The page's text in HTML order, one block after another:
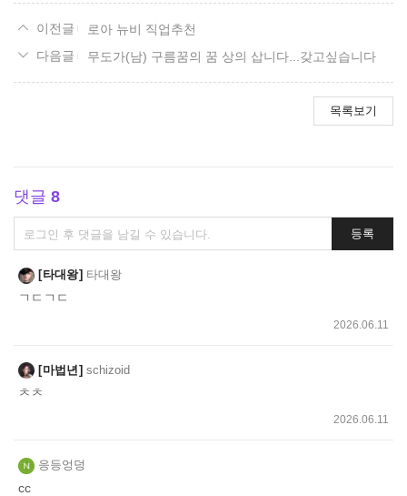
로아 뉴비 직업추천
무도가(남) 구름꿈의 꿈 상의 삽니다...갖고싶습니다
목록보기
댓글 8
댓
글
쓰
기
등록
타대왕 타대왕
ㄱㄷㄱㄷ
2026.06.11
마법년 schizoid
ㅊㅊ
2026.06.11
응등엉덩
cc